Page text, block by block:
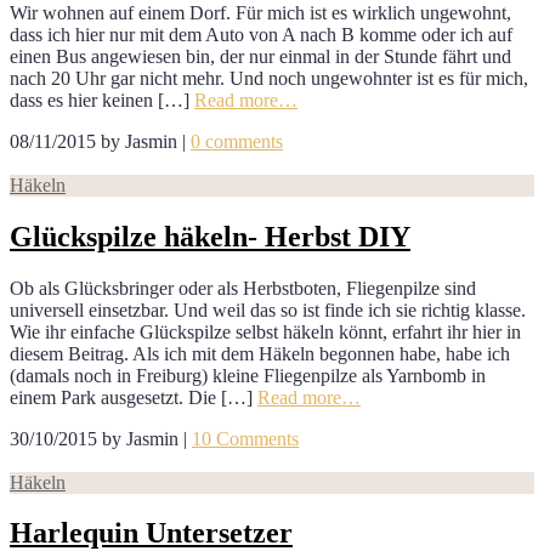
Wir wohnen auf einem Dorf. Für mich ist es wirklich ungewohnt,
dass ich hier nur mit dem Auto von A nach B komme oder ich auf
einen Bus angewiesen bin, der nur einmal in der Stunde fährt und
nach 20 Uhr gar nicht mehr. Und noch ungewohnter ist es für mich,
dass es hier keinen […] Read more…
08/11/2015 by Jasmin | 0 comments
Häkeln
Glückspilze häkeln- Herbst DIY
Ob als Glücksbringer oder als Herbstboten, Fliegenpilze sind
universell einsetzbar. Und weil das so ist finde ich sie richtig klasse.
Wie ihr einfache Glückspilze selbst häkeln könnt, erfahrt ihr hier in
diesem Beitrag. Als ich mit dem Häkeln begonnen habe, habe ich
(damals noch in Freiburg) kleine Fliegenpilze als Yarnbomb in
einem Park ausgesetzt. Die […] Read more…
30/10/2015 by Jasmin | 10 Comments
Häkeln
Harlequin Untersetzer